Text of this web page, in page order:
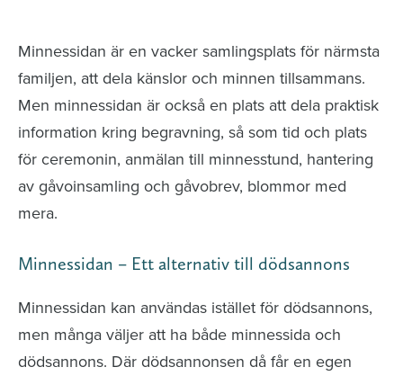
Minnessidan är en vacker samlingsplats för närmsta
familjen, att dela känslor och minnen tillsammans.
Men minnessidan är också en plats att dela praktisk
information kring begravning, så som tid och plats
för ceremonin, anmälan till minnesstund, hantering
av gåvoinsamling och gåvobrev, blommor med
mera.
Minnessidan – Ett alternativ till dödsannons
Minnessidan kan användas istället för dödsannons,
men många väljer att ha både minnessida och
dödsannons. Där dödsannonsen då får en egen